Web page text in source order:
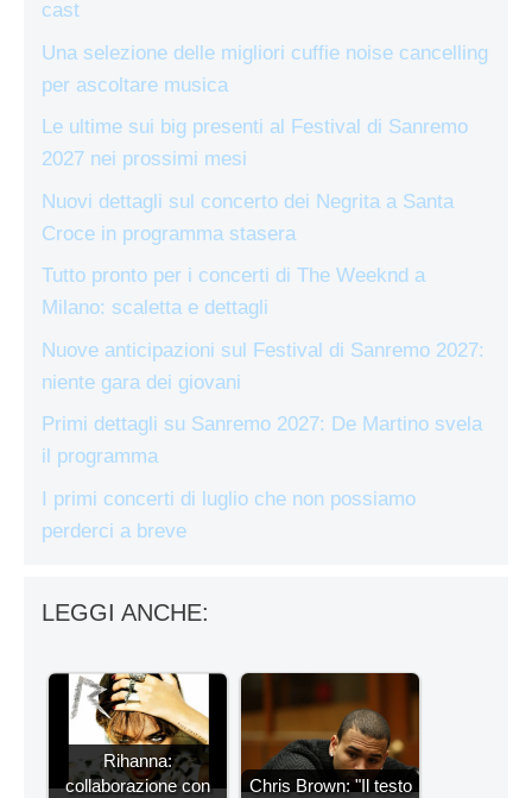
cast
Una selezione delle migliori cuffie noise cancelling
per ascoltare musica
Le ultime sui big presenti al Festival di Sanremo
2027 nei prossimi mesi
Nuovi dettagli sul concerto dei Negrita a Santa
Croce in programma stasera
Tutto pronto per i concerti di The Weeknd a
Milano: scaletta e dettagli
Nuove anticipazioni sul Festival di Sanremo 2027:
niente gara dei giovani
Primi dettagli su Sanremo 2027: De Martino svela
il programma
I primi concerti di luglio che non possiamo
perderci a breve
LEGGI ANCHE:
Rihanna:
collaborazione con
Chris Brown: "Il testo